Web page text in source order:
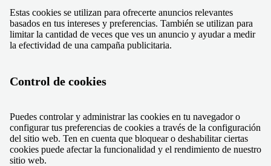
Estas cookies se utilizan para ofrecerte anuncios relevantes
basados en tus intereses y preferencias. También se utilizan para
limitar la cantidad de veces que ves un anuncio y ayudar a medir
la efectividad de una campaña publicitaria.
Control de cookies
Puedes controlar y administrar las cookies en tu navegador o
configurar tus preferencias de cookies a través de la configuración
del sitio web. Ten en cuenta que bloquear o deshabilitar ciertas
cookies puede afectar la funcionalidad y el rendimiento de nuestro
sitio web.